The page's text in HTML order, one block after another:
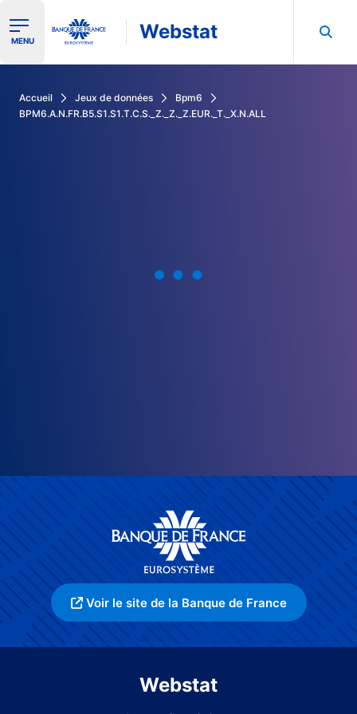
Ouvrir le menu de navigation
MENU Webstat
Accueil Jeux de données
Bpm6
BPM6.A.N.FR.B5.S1.S1.T.C.S._Z._Z._Z.EUR._T._X.N.ALL
Voir le site de la Banque de France
Webstat